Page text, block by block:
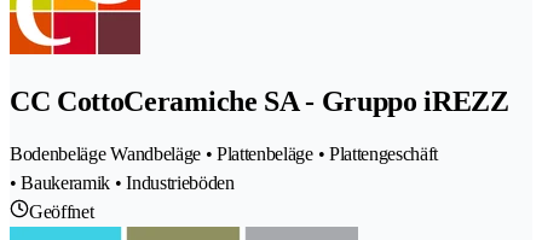
CC CottoCeramiche SA - Gruppo iREZZ
Bodenbeläge Wandbeläge • Plattenbeläge • Plattengeschäft
• Baukeramik • Industrieböden
Geöffnet